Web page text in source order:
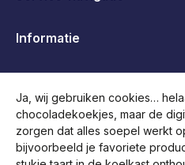
Informatie
Volg ons
Ja, wij gebruiken cookies…
chocoladekoekjes, maar de
zorgen dat alles soepel werkt
bijvoorbeeld je favoriete